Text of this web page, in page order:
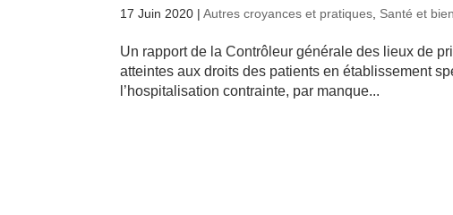
17 Juin 2020 |Autres croyances et pratiques Santé et
Un rapport de la Contrôleur générale des lieux de
atteintes aux droits des patients en établissement
l’hospitalisation contrainte, par manque...